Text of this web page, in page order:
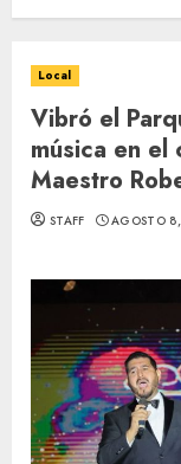
Local
Vibró el
música en el
Maestro
STAFF AGOSTO